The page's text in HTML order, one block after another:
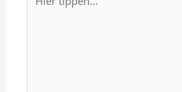
tippen...